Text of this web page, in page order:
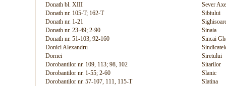
Donath bl. XIII
Sever
Donath nr. 105-T; 162-T
Sibiului
Donath nr. 1-21
Donath nr. 23-49; 2-90
Sinaia
Donath nr. 51-103; 92-160
Sincai
Donici Alexandru
Dornei
Siretului
Dorobantilor nr. 109, 113; 98, 102
Sitarilor
Dorobantilor nr. 1-55; 2-60
Slanic
Dorobantilor nr. 57-107, 111, 115-T
Slatina